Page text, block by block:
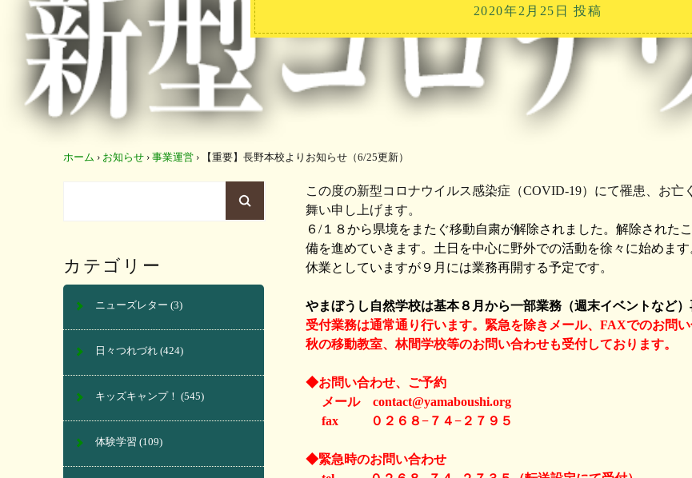
2020年2月25日 投稿
ホーム › お知らせ › 事業運営 › 【重要】長野本校よりお知らせ（6/25更新）
この度の新型コロナウイルス感染症（COVID-19）にて罹患、お
舞い申し上げます。
６/１８から県境をまたぐ移動自粛が解除されました。解除された
備を進めていきます。土日を中心に野外での活動を徐々に始めま
休業としていますが９月には業務再開する予定です。
やまぼうし自然学校は基本８月から一部業務（週末イベントなど）
受付業務は通常通り行います。緊急を除きメール、FAXでのお問
秋の移動教室、林間学校等のお問い合わせも受付しております。
◆お問い合わせ、ご予約
メール contact@yamaboushi.org
fax ０２６８−７４−２７９５
◆緊急時のお問い合わせ
カテゴリー
ニューズレター (3)
日々つれづれ (424)
キッズキャンプ！ (545)
体験学習 (109)